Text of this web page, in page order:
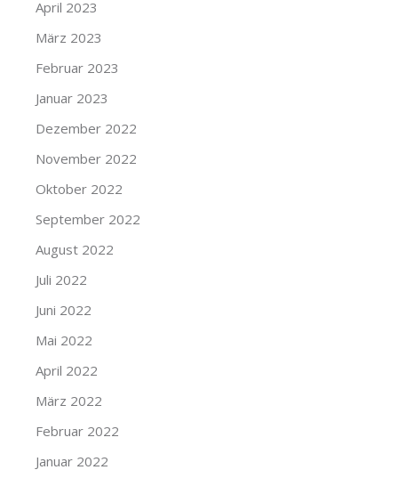
April 2023
März 2023
Februar 2023
Januar 2023
Dezember 2022
November 2022
Oktober 2022
September 2022
August 2022
Juli 2022
Juni 2022
Mai 2022
April 2022
März 2022
Februar 2022
Januar 2022